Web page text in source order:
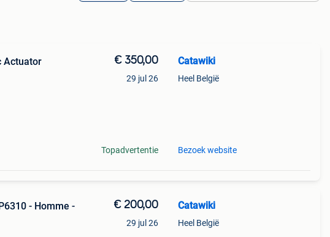
Actuator
€ 350,00
29 jul 26
Topadvertentie
Catawiki
Heel België
Bezoek website
- Homme -
€ 200,00
29 jul 26
Catawiki
Heel België